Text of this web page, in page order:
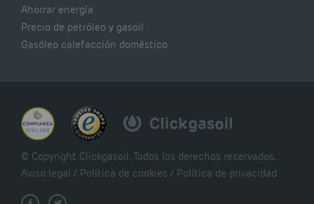
Ahorrar energía
Precio de petróleo y gasoil
Gasóleo calefacción doméstico
© Copyright Clickgasoil. Todos los derechos reservados.
Aviso legal / Política de cookies / Política de privacidad